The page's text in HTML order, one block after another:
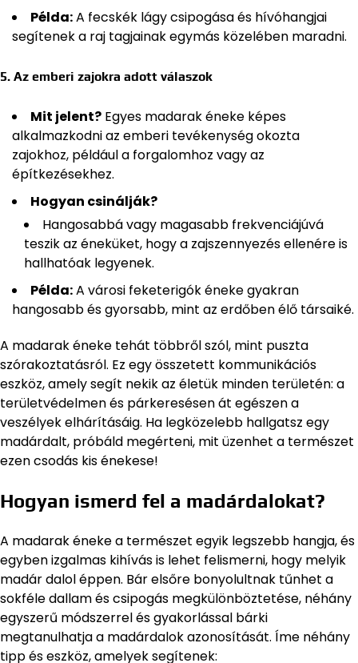
Példa:A fecskék lágy csipogása és hívóhangjai
segítenek a raj tagjainak egymás közelében maradni.
5. Az emberi zajokra adott válaszok
Mit jelent? Egyes madarak éneke képes
alkalmazkodni az emberi tevékenység okozta
zajokhoz, például a forgalomhoz vagy az
építkezésekhez.
Hogyan csinálják?
Hangosabbá vagy magasabb frekvenciájúvá
teszik az éneküket, hogy a zajszennyezés ellenére is
hallhatóak legyenek.
Példa:A városi feketerigók éneke gyakran
hangosabb és gyorsabb, mint az erdőben élő társaiké.
A madarak éneke tehát többről szól, mint puszta
szórakoztatásról. Ez egy összetett kommunikációs
eszköz, amely segít nekik az életük minden területén: a
területvédelmen és párkeresésen át egészen a
veszélyek elhárításáig. Ha legközelebb hallgatsz egy
madárdalt, próbáld megérteni, mit üzenhet a természet
ezen csodás kis énekese!
Hogyan ismerd fel a madárdalokat?
A madarak éneke a természet egyik legszebb hangja, és
egyben izgalmas kihívás is lehet felismerni, hogy melyik
madár dalol éppen. Bár elsőre bonyolultnak tűnhet a
sokféle dallam és csipogás megkülönböztetése, néhány
egyszerű módszerrel és gyakorlással bárki
megtanulhatja a madárdalok azonosítását. Íme néhány
tipp és eszköz, amelyek segítenek: